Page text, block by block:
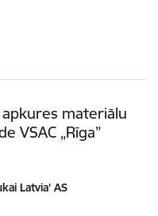
materiālu
VSAC „Rīga”
Latvia' AS